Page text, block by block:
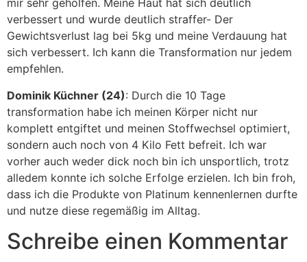
mir sehr geholfen. Meine Haut hat sich deutlich
verbessert und wurde deutlich straffer- Der
Gewichtsverlust lag bei 5kg und meine Verdauung hat
sich verbessert. Ich kann die Transformation nur jedem
empfehlen.
Dominik Küchner (24): Durch die 10 Tage
transformation habe ich meinen Körper nicht nur
komplett entgiftet und meinen Stoffwechsel optimiert,
sondern auch noch von 4 Kilo Fett befreit. Ich war
vorher auch weder dick noch bin ich unsportlich, trotz
alledem konnte ich solche Erfolge erzielen. Ich bin froh,
dass ich die Produkte von Platinum kennenlernen durfte
und nutze diese regemäßig im Alltag.
Schreibe einen Kommentar